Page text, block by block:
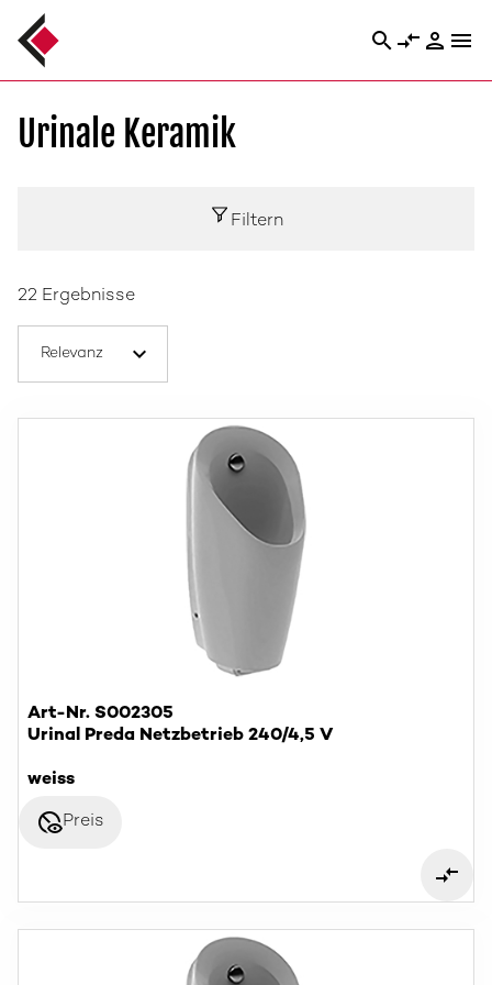
search compare_arrows person menu
Urinale Keramik
Filtern
22 Ergebnisse
Art-Nr. S002305
Urinal Preda Netzbetrieb 240/4,5 V
weiss
disabled_visiblePreis